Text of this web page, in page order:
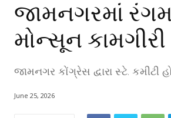
જામનગરમાં
મોન્સૂન કામગીરી
જામનગર કોંગ્રેસ દ્વારા સ્ટે. કમીટી
June 25, 2026